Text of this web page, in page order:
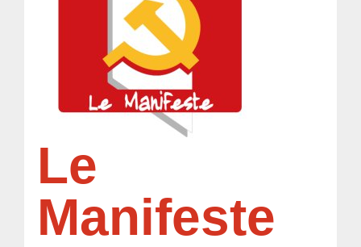
Le
Manifeste